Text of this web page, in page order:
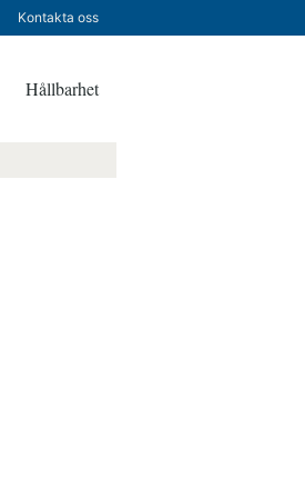
Kontakta oss
Hållbarhet